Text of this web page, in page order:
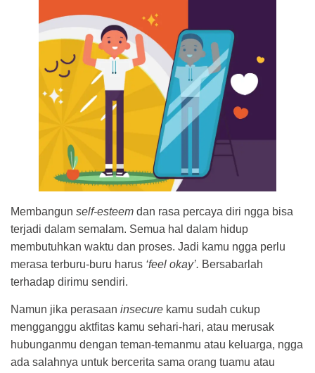
Membangun self-esteem dan rasa percaya diri ngga bisa
terjadi dalam semalam. Semua hal dalam hidup
membutuhkan waktu dan proses. Jadi kamu ngga perlu
merasa terburu-buru harus ‘feel okay’. Bersabarlah
terhadap dirimu sendiri.
Namun jika perasaan insecure kamu sudah cukup
mengganggu aktfitas kamu sehari-hari, atau merusak
hubunganmu dengan teman-temanmu atau keluarga, ngga
ada salahnya untuk bercerita sama orang tuamu atau